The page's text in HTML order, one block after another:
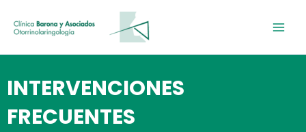
contenido
INTERVENCIONES
FRECUENTES